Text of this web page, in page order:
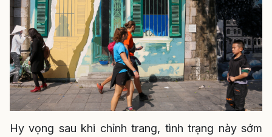
Hy vọng sau khi chỉnh trang, tình trạng này sớm